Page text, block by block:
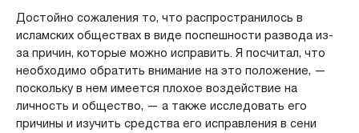
Достойно сожаления то, что распространилось в
исламских обществах в виде поспешности развода из-
за причин, которые можно исправить. Я посчитал, что
необходимо обратить внимание на это положение, —
поскольку в нем имеется плохое воздействие на
личность и общество, — а также исследовать его
причины и изучить средства его исправления в сени